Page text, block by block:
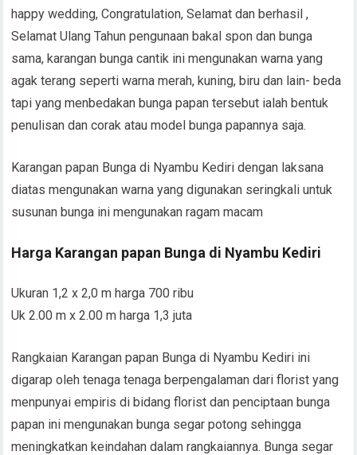
happy wedding, Congratulation, Selamat dan berhasil ,
Selamat Ulang Tahun pengunaan bakal spon dan bunga
sama, karangan bunga cantik ini mengunakan warna yang
agak terang seperti warna merah, kuning, biru dan lain- beda
tapi yang menbedakan bunga papan tersebut ialah bentuk
penulisan dan corak atau model bunga papannya saja.
Karangan papan Bunga di Nyambu Kediri dengan laksana
diatas mengunakan warna yang digunakan seringkali untuk
susunan bunga ini mengunakan ragam macam
Harga Karangan papan Bunga di Nyambu Kediri
Ukuran 1,2 x 2,0 m harga 700 ribu
Uk 2.00 m x 2.00 m harga 1,3 juta
Rangkaian Karangan papan Bunga di Nyambu Kediri ini
digarap oleh tenaga tenaga berpengalaman dari florist yang
menpunyai empiris di bidang florist dan penciptaan bunga
papan ini mengunakan bunga segar potong sehingga
meningkatkan keindahan dalam rangkaiannya. Bunga segar